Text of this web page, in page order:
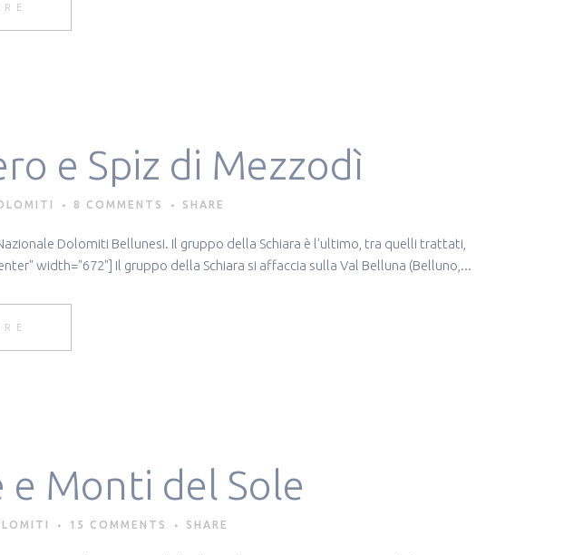
e Spiz di Mezzodì
8 COMMENTS SHARE
Dolomiti Bellunesi. Il gruppo della Schiara è l'ultimo, tra quelli trattati,
width="672"] Il gruppo della Schiara si affaccia sulla Val Belluna (Belluno,...
Monti del Sole
15 COMMENTS SHARE